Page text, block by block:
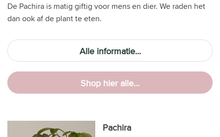
De Pachira is matig giftig voor mens en dier. We raden het
dan ook af de plant te eten.
Alle informatie...
Shop hier alle...
Pachira